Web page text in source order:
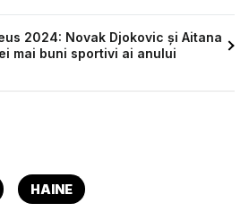
2024: Novak Djokovic și Aitana
mai buni sportivi ai anului
HAINE